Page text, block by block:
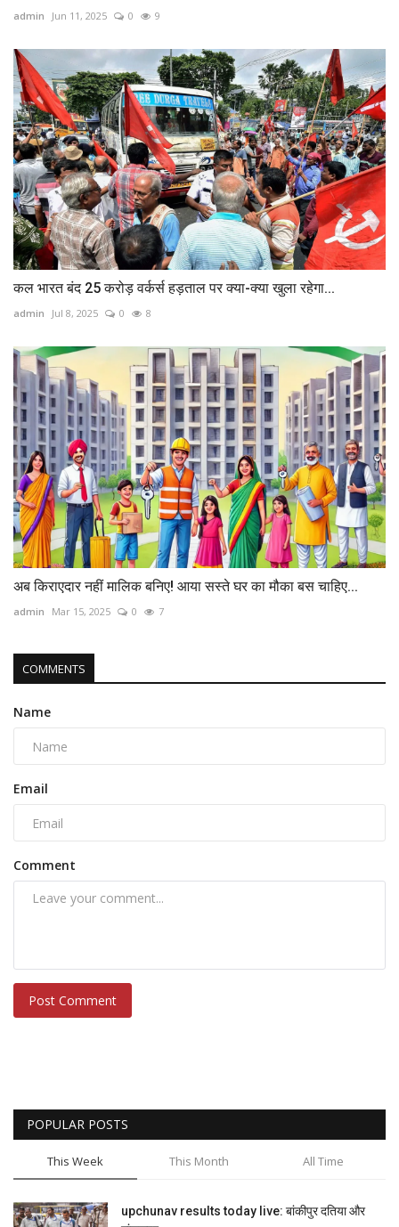
admin Jun 11, 2025 0 9
कल भारत बंद 25 करोड़ वर्कर्स हड़ताल पर क्या-क्या खुला रहेगा...
admin Jul 8, 2025 0 8
अब किराएदार नहीं मालिक बनिए! आया सस्ते घर का मौका बस चाहिए...
admin Mar 15, 2025 0 7
COMMENTS
Name
Email
Comment
Post Comment
POPULAR POSTS
This Week This Month All Time
upchunav results today live: बांकीपुर दतिया और